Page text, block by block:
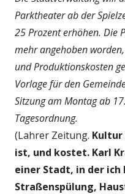
Parktheater ab der
25 Prozent erhöhen. Die
mehr angehoben
und Produktionskosten
Vorlage für den
Sitzung am Montag ab
Tagesordnung.
(Lahrer Zeitung.
ist, und kostet. Karl
einer Stadt, in der ich
Straßenspülung,